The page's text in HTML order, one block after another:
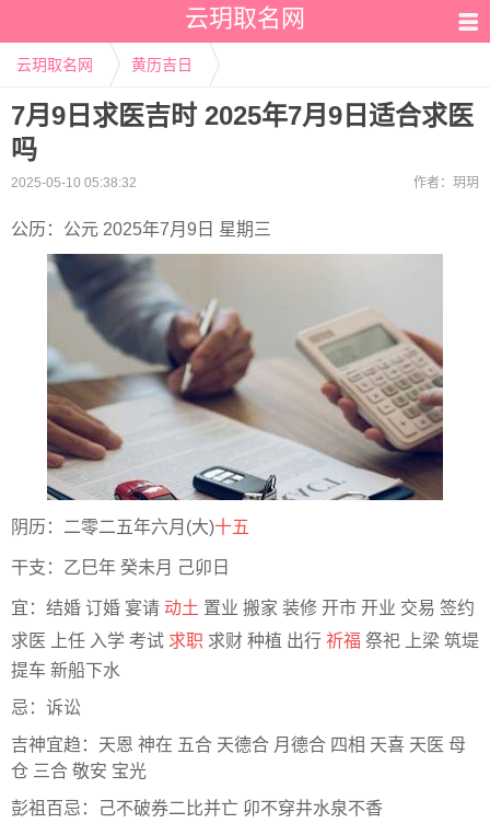
云玥取名网
云玥取名网 黄历吉日
7月9日求医吉时 2025年7月9日适合求医
吗
2025-05-10 05:38:32 作者： 玥玥
公历：公元 2025年7月9日 星期三
阴历：二零二五年六月(大)十五
干支：乙巳年 癸未月 己卯日
宜：结婚 订婚 宴请 动土 置业 搬家 装修 开市 开业 交易 签约
求医 上任 入学 考试 求职 求财 种植 出行 祈福 祭祀 上梁 筑堤
提车 新船下水
忌：诉讼
吉神宜趋：天恩 神在 五合 天德合 月德合 四相 天喜 天医 母
仓 三合 敬安 宝光
彭祖百忌：己不破券二比并亡 卯不穿井水泉不香